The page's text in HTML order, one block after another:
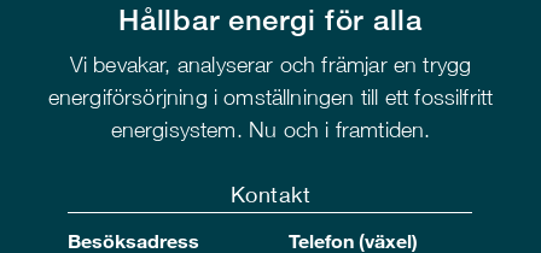
Hållbar energi för alla
Vi bevakar, analyserar och främjar en trygg
energiförsörjning i omställningen till ett fossilfritt
energisystem. Nu och i framtiden.
Kontakt
Besöksadress
Telefon (växel)